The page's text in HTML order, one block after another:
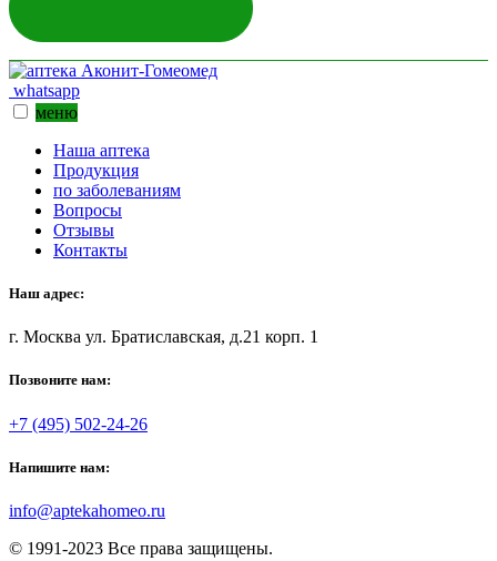
whatsapp
меню
Наша аптека
Продукция
по заболеваниям
Вопросы
Отзывы
Контакты
Наш адрес:
г. Москва ул. Братиславская, д.21 корп. 1
Позвоните нам:
+7 (495) 502-24-26
Напишите нам:
info@aptekahomeo.ru
© 1991-2023 Все права защищены.